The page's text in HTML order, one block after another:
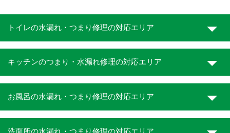
トイレの水漏れ・つまり修理の対応エリア
キッチンのつまり・水漏れ修理の対応エリア
お風呂の水漏れ・つまり修理の対応エリア
洗面所の水漏れ・つまり修理の対応エリア